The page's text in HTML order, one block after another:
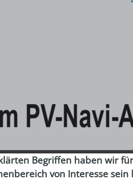
Begrif­fen haben wir für
von Inter­es­se sein